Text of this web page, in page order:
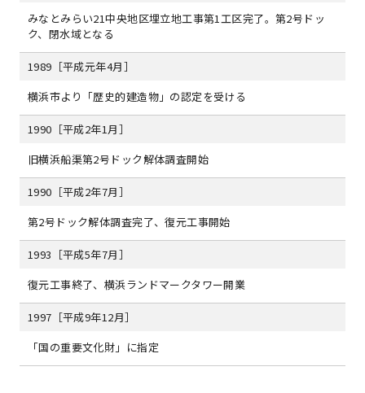
みなとみらい21中央地区埋立地工事第1工区完了。第2号ドッ
ク、閉水域となる
1989［平成元年4月］
横浜市より「歴史的建造物」の認定を受ける
1990［平成2年1月］
旧横浜船渠第2号ドック解体調査開始
1990［平成2年7月］
第2号ドック解体調査完了、復元工事開始
1993［平成5年7月］
復元工事終了、横浜ランドマークタワー開業
1997［平成9年12月］
「国の重要文化財」に指定